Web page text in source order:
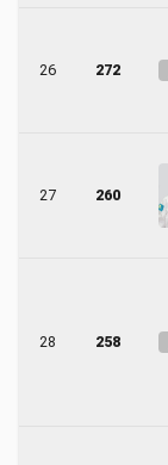
26 272
27 260
28 258